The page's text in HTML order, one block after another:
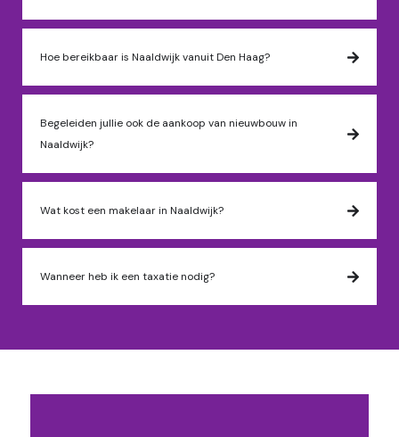
Hoe bereikbaar is Naaldwijk vanuit Den Haag?
Begeleiden jullie ook de aankoop van nieuwbouw in
Naaldwijk?
Wat kost een makelaar in Naaldwijk?
Wanneer heb ik een taxatie nodig?